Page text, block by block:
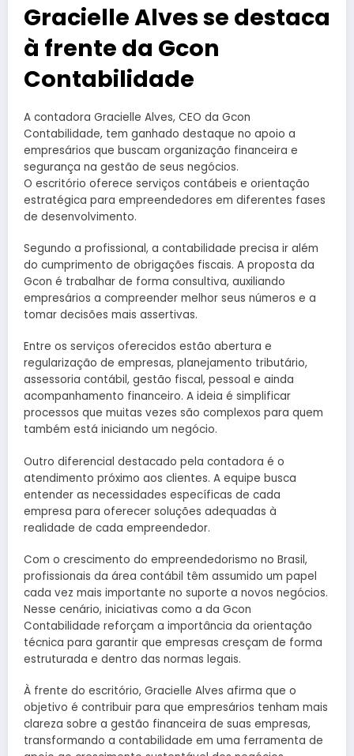
Gracielle Alves se destaca
à frente da Gcon
Contabilidade
A contadora Gracielle Alves, CEO da Gcon
Contabilidade, tem ganhado destaque no apoio a
empresários que buscam organização financeira e
segurança na gestão de seus negócios.
O escritório oferece serviços contábeis e orientação
estratégica para empreendedores em diferentes fases
de desenvolvimento.
Segundo a profissional, a contabilidade precisa ir além
do cumprimento de obrigações fiscais. A proposta da
Gcon é trabalhar de forma consultiva, auxiliando
empresários a compreender melhor seus números e a
tomar decisões mais assertivas.
Entre os serviços oferecidos estão abertura e
regularização de empresas, planejamento tributário,
assessoria contábil, gestão fiscal, pessoal e ainda
acompanhamento financeiro. A ideia é simplificar
processos que muitas vezes são complexos para quem
também está iniciando um negócio.
Outro diferencial destacado pela contadora é o
atendimento próximo aos clientes. A equipe busca
entender as necessidades específicas de cada
empresa para oferecer soluções adequadas à
realidade de cada empreendedor.
Com o crescimento do empreendedorismo no Brasil,
profissionais da área contábil têm assumido um papel
cada vez mais importante no suporte a novos negócios.
Nesse cenário, iniciativas como a da Gcon
Contabilidade reforçam a importância da orientação
técnica para garantir que empresas cresçam de forma
estruturada e dentro das normas legais.
À frente do escritório, Gracielle Alves afirma que o
objetivo é contribuir para que empresários tenham mais
clareza sobre a gestão financeira de suas empresas,
transformando a contabilidade em uma ferramenta de